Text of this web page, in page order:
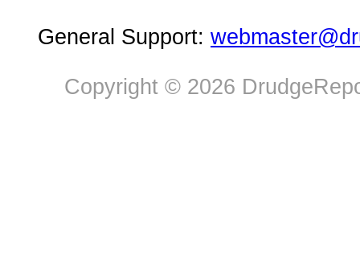
General Support:
Copyright © 2026